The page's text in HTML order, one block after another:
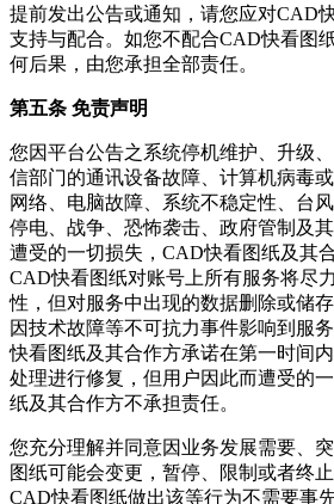
提前发出公告或通知，请您应对CAD
支持与配合。如您不配合CAD快看图
何后果，由您承担全部责任。
第五条 免责声明
您因平台公告之系统停机维护、升级
信部门的通讯设备故障、计算机病毒
网络、电脑故障、系统不稳定性、台
停电、战争、恐怖袭击、政府管制及
遭受的一切损失， CAD快看图纸及其
CAD快看图纸对账号上所有服务将尽
性，但对服务中出现的数据删除或储
因技术故障等不可抗力事件影响到服
快看图纸及其合作方承诺在第一时间
处理进行修复，但用户因此而遭受的一
纸及其合作方不承担责任。
您充分理解并同意因业务发展需要、突
图纸可能会变更，暂停、限制或者终
CAD快看图纸做出该等行为不需要事